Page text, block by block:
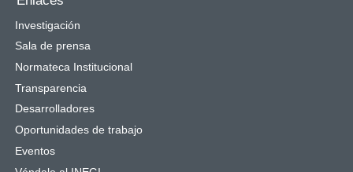
Investigación
Sala de prensa
Normateca Institucional
Transparencia
Desarrolladores
Oportunidades de trabajo
Eventos